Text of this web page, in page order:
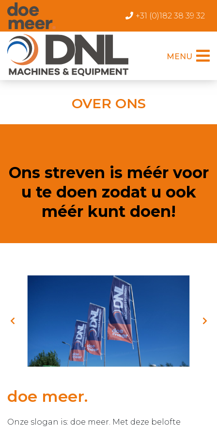
+31 (0)182 38 39 32
MENU
OVER ONS
Ons streven is méér voor
u te doen zodat u ook
méér kunt doen!
doe meer.
Onze slogan is: doe meer. Met deze belofte